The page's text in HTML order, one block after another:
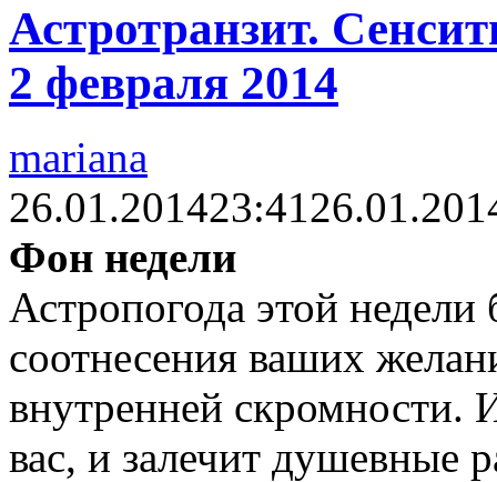
Астротранзит.
2 февраля 2014
mariana
26.01.201423:41
Фон недели
Астропогода этой недели
соотнесения ваших
внутренней скромности.
вас, и залечит душевные